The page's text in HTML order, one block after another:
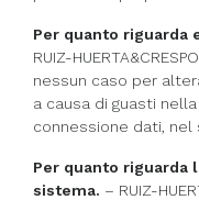
Per quanto riguarda
RUIZ-
nessun caso per
a causa di guasti
connessione dati, nel
Per quanto riguarda
sistema. – RUIZ-